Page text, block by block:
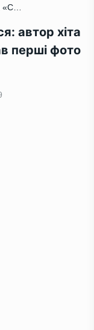
/ DREVO із Вараша одружився: автор хіта «Смарагдове небо» показав перші фото з весілля
автор хіта
перші фото